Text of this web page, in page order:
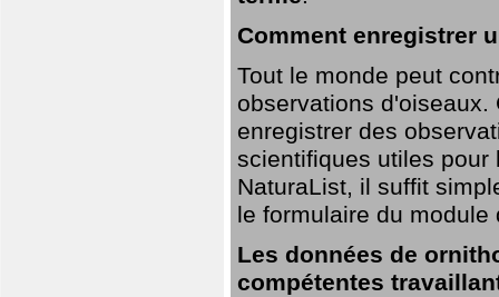
Comment enregistrer
Tout le monde peut
observations
enregistrer des
scientifiques utiles pour
NaturaList, il suffit
le formulaire du module
Les données de
compétentes